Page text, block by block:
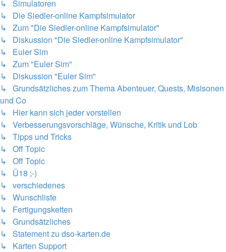
↳ Simulatoren
↳ Die Siedler-online Kampfsimulator
↳ Zum "Die Siedler-online Kampfsimulator"
↳ Diskussion "Die Siedler-online Kampfsimulator"
↳ Euler Sim
↳ Zum "Euler Sim"
↳ Diskussion "Euler Sim"
↳ Grundsätzliches zum Thema Abenteuer, Quests, Misisonen
und Co
↳ Hier kann sich jeder vorstellen
↳ Verbesserungsvorschläge, Wünsche, Kritik und Lob
↳ Tipps und Tricks
↳ Off Topic
↳ Off Topic
↳ Ü18 ;-)
↳ verschiedenes
↳ Wunschliste
↳ Fertigungsketten
↳ Grundsätzliches
↳ Statement zu dso-karten.de
↳ Karten Support